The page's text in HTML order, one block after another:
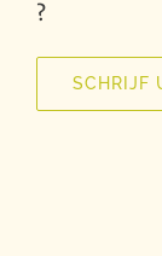
?
SCHRIJF